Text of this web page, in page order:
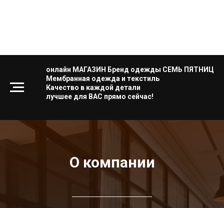
онлайн МАГАЗИН Бренд одежды СЕМЬ ПЯТНИЦ
Мембранная одежда и текстиль
Качество в каждой детали
лучшее для ВАС прямо сейчас!
О компании